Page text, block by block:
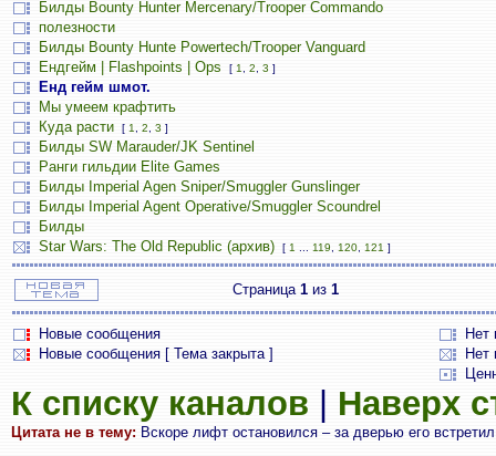
Билды Bounty Hunter Mercenary/Trooper Commando
полезности
Билды Bounty Hunte Powertech/Trooper Vanguard
Ендгейм | Flashpoints | Ops
[ 1 2 3 ]
Енд гейм шмот.
Мы умеем крафтить
Куда расти
[ 1 2 3 ]
Билды SW Marauder/JK Sentinel
Ранги гильдии Elite Games
Билды Imperial Agen Sniper/Smuggler Gunslinger
Билды Imperial Agent Operative/Smuggler Scoundrel
Билды
Star Wars: The Old Republic (архив)
[ 1 119 120 121 ]
Страница 1 из 1
Новые сообщения
Нет
Новые сообщения [ Тема закрыта ]
Нет
К списку каналов Наверх
Цитата не в тему: Вскоре лифт остановился – за дверью его